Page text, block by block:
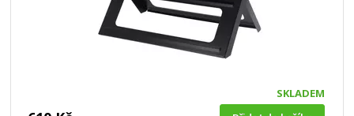
SKLADEM